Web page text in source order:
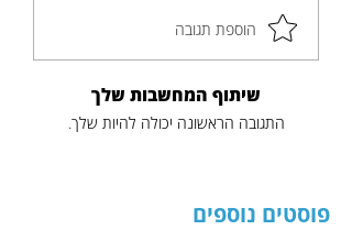
הוספת תגובה
שיתוף המחשבות שלך
התגובה הראשונה יכולה להיות שלך.
פוסטים נוספים